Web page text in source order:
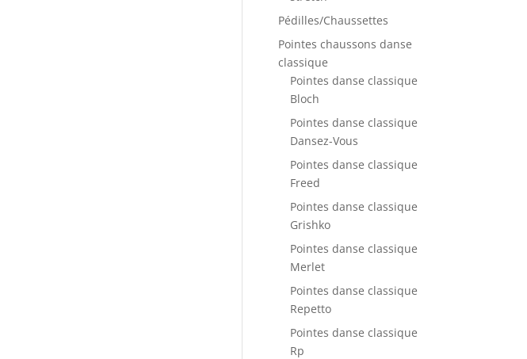
Pédilles/Chaussettes
Pointes chaussons danse
classique
Pointes danse classique
Bloch
Pointes danse classique
Dansez-Vous
Pointes danse classique
Freed
Pointes danse classique
Grishko
Pointes danse classique
Merlet
Pointes danse classique
Repetto
Pointes danse classique
Rp